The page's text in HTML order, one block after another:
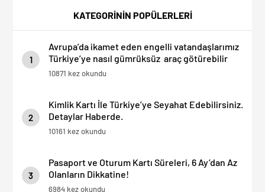
KATEGORİNİN POPÜLERLERİ
1
Avrupa’da ikamet eden engelli vatandaşlarımız
Türkiye’ye nasıl gümrüksüz araç götürebilir
10871 kez okundu
2
Kimlik Kartı İle Türkiye’ye Seyahat Edebilirsiniz.
Detaylar Haberde.
10161 kez okundu
3
Pasaport ve Oturum Kartı Süreleri, 6 Ay’dan Az
Olanların Dikkatine!
6984 kez okundu
araç götürebilir